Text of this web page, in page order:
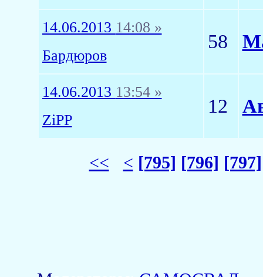
14.06.2013 14:08 »
Бардюров
58
14.06.2013 13:54 »
ZiPP
12
<< < [795] [796] [797]